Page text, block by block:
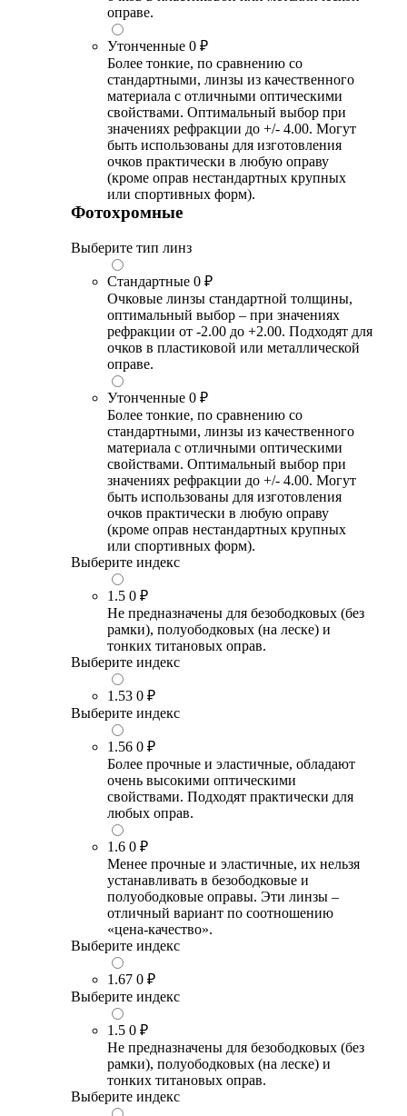
оправе.
Утонченные 0 ₽
Более тонкие, по сравнению со
стандартными, линзы из качественного
материала с отличными оптическими
свойствами. Оптимальный выбор при
значениях рефракции до +/- 4.00. Могут
быть использованы для изготовления
очков практически в любую оправу
(кроме оправ нестандартных крупных
или спортивных форм).
Фотохромные
Выберите тип линз
Стандартные 0 ₽
Очковые линзы стандартной толщины,
оптимальный выбор – при значениях
рефракции от -2.00 до +2.00. Подходят для
очков в пластиковой или металлической
оправе.
Утонченные 0 ₽
Более тонкие, по сравнению со
стандартными, линзы из качественного
материала с отличными оптическими
свойствами. Оптимальный выбор при
значениях рефракции до +/- 4.00. Могут
быть использованы для изготовления
очков практически в любую оправу
(кроме оправ нестандартных крупных
или спортивных форм).
Выберите индекс
1.5 0 ₽
Не предназначены для безободковых (без
рамки), полуободковых (на леске) и
тонких титановых оправ.
Выберите индекс
1.53 0 ₽
Выберите индекс
1.56 0 ₽
Более прочные и эластичные, обладают
очень высокими оптическими
свойствами. Подходят практически для
любых оправ.
1.6 0 ₽
Менее прочные и эластичные, их нельзя
устанавливать в безободковые и
полуободковые оправы. Эти линзы –
отличный вариант по соотношению
«цена-качество».
Выберите индекс
1.67 0 ₽
Выберите индекс
1.5 0 ₽
Не предназначены для безободковых (без
рамки), полуободковых (на леске) и
тонких титановых оправ.
Выберите индекс